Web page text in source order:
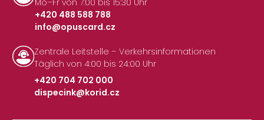
+420 488 588 788
|
info@opuscard.cz
Zentrale Leitstelle – Verkehrsinformationen
Täglich von 4:00 bis 24:00 Uhr
+420 704 702 000
|
dispecink@korid.cz